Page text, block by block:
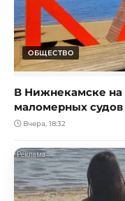
ОБЩЕСТВО
В Нижнекамске на
маломерных
Вчера, 18:32